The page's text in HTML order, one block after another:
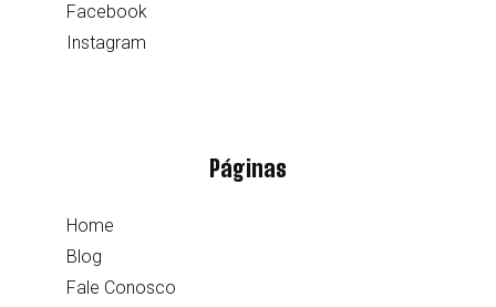
Facebook
Instagram
Páginas
Home
Blog
Fale Conosco